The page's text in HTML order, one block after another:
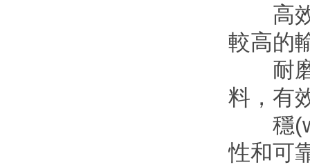
高效
較高的
耐磨
料
穩
性和可